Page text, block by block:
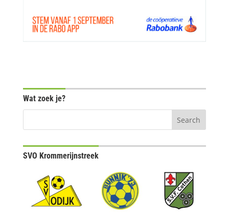
Wat zoek je?
SVO Krommerijnstreek